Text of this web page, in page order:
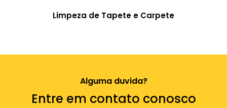
Limpeza de Tapete e Carpete
Alguma duvida?
Entre em contato conosco